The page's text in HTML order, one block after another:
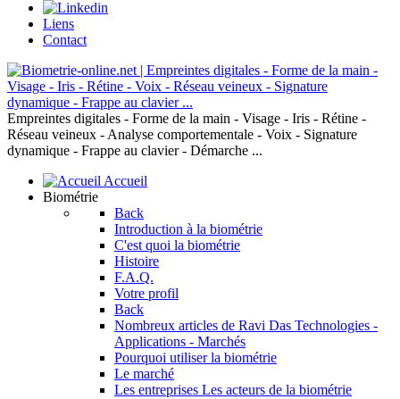
Liens
Contact
Empreintes digitales - Forme de la main - Visage - Iris - Rétine -
Réseau veineux - Analyse comportementale - Voix - Signature
dynamique - Frappe au clavier - Démarche ...
Accueil
Biométrie
Back
Introduction à la biométrie
C'est quoi la biométrie
Histoire
F.A.Q.
Votre profil
Back
Nombreux articles de Ravi Das Technologies -
Applications - Marchés
Pourquoi utiliser la biométrie
Le marché
Les entreprises Les acteurs de la biométrie